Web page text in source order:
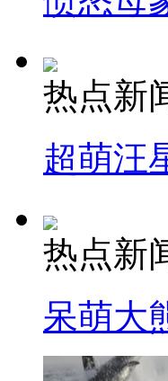
热点新
超萌汪
热点新
呆萌大